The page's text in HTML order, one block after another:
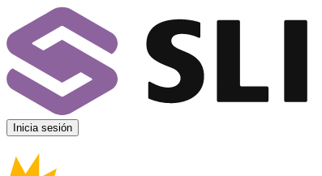
Inicia sesión